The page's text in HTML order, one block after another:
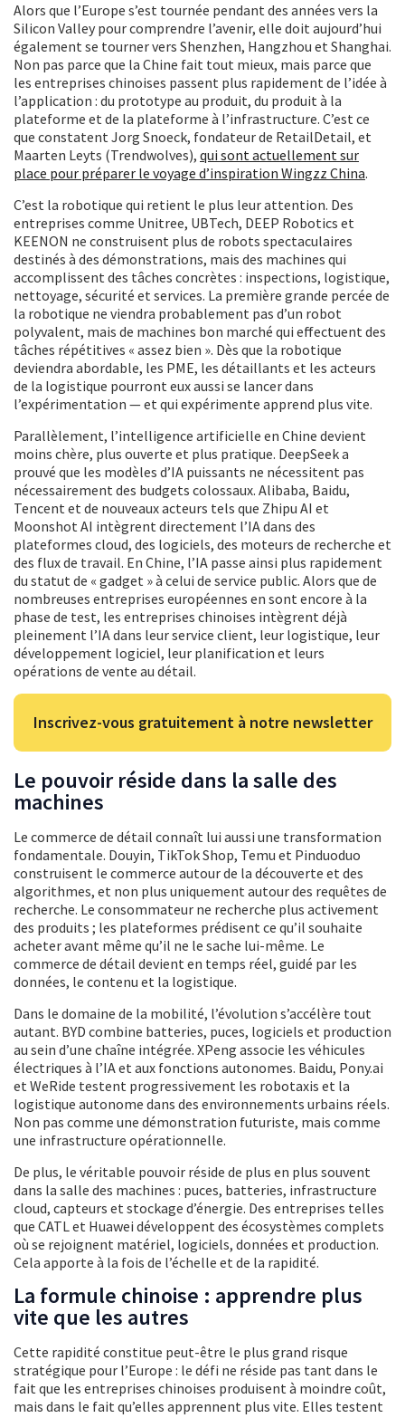
Alors que l’Europe s’est tournée pendant des années vers la
Silicon Valley pour comprendre l’avenir, elle doit aujourd’hui
également se tourner vers Shenzhen, Hangzhou et Shanghai.
Non pas parce que la Chine fait tout mieux, mais parce que
les entreprises chinoises passent plus rapidement de l’idée à
l’application : du prototype au produit, du produit à la
plateforme et de la plateforme à l’infrastructure. C’est ce
que constatent Jorg Snoeck, fondateur de RetailDetail, et
Maarten Leyts (Trendwolves), qui sont actuellement sur
place pour préparer le voyage d’inspiration Wingzz China.
C’est la robotique qui retient le plus leur attention. Des
entreprises comme Unitree, UBTech, DEEP Robotics et
KEENON ne construisent plus de robots spectaculaires
destinés à des démonstrations, mais des machines qui
accomplissent des tâches concrètes : inspections, logistique,
nettoyage, sécurité et services. La première grande percée de
la robotique ne viendra probablement pas d’un robot
polyvalent, mais de machines bon marché qui effectuent des
tâches répétitives « assez bien ». Dès que la robotique
deviendra abordable, les PME, les détaillants et les acteurs
de la logistique pourront eux aussi se lancer dans
l’expérimentation — et qui expérimente apprend plus vite.
Parallèlement, l’intelligence artificielle en Chine devient
moins chère, plus ouverte et plus pratique. DeepSeek a
prouvé que les modèles d’IA puissants ne nécessitent pas
nécessairement des budgets colossaux. Alibaba, Baidu,
Tencent et de nouveaux acteurs tels que Zhipu AI et
Moonshot AI intègrent directement l’IA dans des
plateformes cloud, des logiciels, des moteurs de recherche et
des flux de travail. En Chine, l’IA passe ainsi plus rapidement
du statut de « gadget » à celui de service public. Alors que de
nombreuses entreprises européennes en sont encore à la
phase de test, les entreprises chinoises intègrent déjà
pleinement l’IA dans leur service client, leur logistique, leur
développement logiciel, leur planification et leurs
opérations de vente au détail.
Inscrivez-vous gratuitement à notre newsletter
Le pouvoir réside dans la salle des
machines
Le commerce de détail connaît lui aussi une transformation
fondamentale. Douyin, TikTok Shop, Temu et Pinduoduo
construisent le commerce autour de la découverte et des
algorithmes, et non plus uniquement autour des requêtes de
recherche. Le consommateur ne recherche plus activement
des produits ; les plateformes prédisent ce qu’il souhaite
acheter avant même qu’il ne le sache lui-même. Le
commerce de détail devient en temps réel, guidé par les
données, le contenu et la logistique.
Dans le domaine de la mobilité, l’évolution s’accélère tout
autant. BYD combine batteries, puces, logiciels et production
au sein d’une chaîne intégrée. XPeng associe les véhicules
électriques à l’IA et aux fonctions autonomes. Baidu, Pony.ai
et WeRide testent progressivement les robotaxis et la
logistique autonome dans des environnements urbains réels.
Non pas comme une démonstration futuriste, mais comme
une infrastructure opérationnelle.
De plus, le véritable pouvoir réside de plus en plus souvent
dans la salle des machines : puces, batteries, infrastructure
cloud, capteurs et stockage d’énergie. Des entreprises telles
que CATL et Huawei développent des écosystèmes complets
où se rejoignent matériel, logiciels, données et production.
Cela apporte à la fois de l’échelle et de la rapidité.
La formule chinoise : apprendre plus
vite que les autres
Cette rapidité constitue peut-être le plus grand risque
stratégique pour l’Europe : le défi ne réside pas tant dans le
fait que les entreprises chinoises produisent à moindre coût,
mais dans le fait qu’elles apprennent plus vite. Elles testent